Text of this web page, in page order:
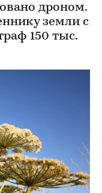
дроном.
земли с
150 тыс.